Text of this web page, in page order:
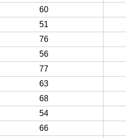
60
51
76
56
77
63
68
54
66